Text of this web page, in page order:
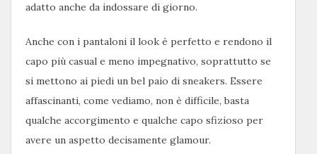
adatto anche da indossare di giorno.
Anche con i pantaloni il look è perfetto e rendono il
capo più casual e meno impegnativo, soprattutto se
si mettono ai piedi un bel paio di sneakers. Essere
affascinanti, come vediamo, non è difficile, basta
qualche accorgimento e qualche capo sfizioso per
avere un aspetto decisamente glamour.